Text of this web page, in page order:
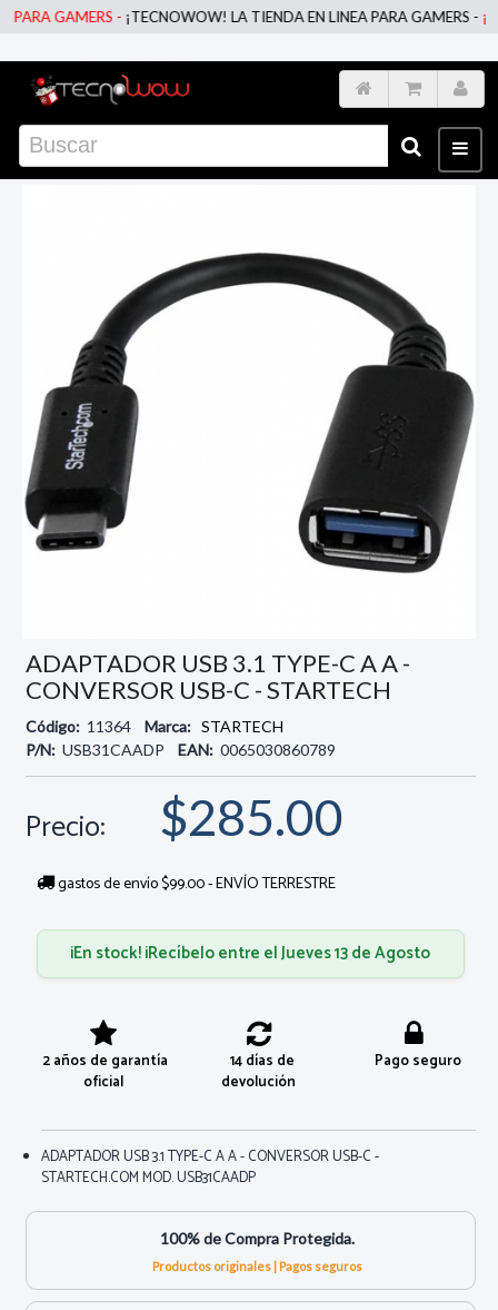
GAMERS -¡TECNOWOW! LA TIENDA EN LINEA PARA GAMERS -
ADAPTADOR USB 3.1 TYPE-C A A -
CONVERSOR USB-C - STARTECH
Código: 11364 Marca: STARTECH
P/N: USB31CAADP EAN: 0065030860789
Precio: $285.00
gastos de envío $99.00 - ENVÍO TERRESTRE
¡En stock! ¡Recíbelo entre el Jueves 13 de Agosto
2 años de garantía
oficial
14 días de
devolución
Pago seguro
ADAPTADOR USB 3.1 TYPE-C A A - CONVERSOR USB-C -
STARTECH.COM MOD. USB31CAADP
100% de Compra Protegida.
Productos originales | Pagos seguros